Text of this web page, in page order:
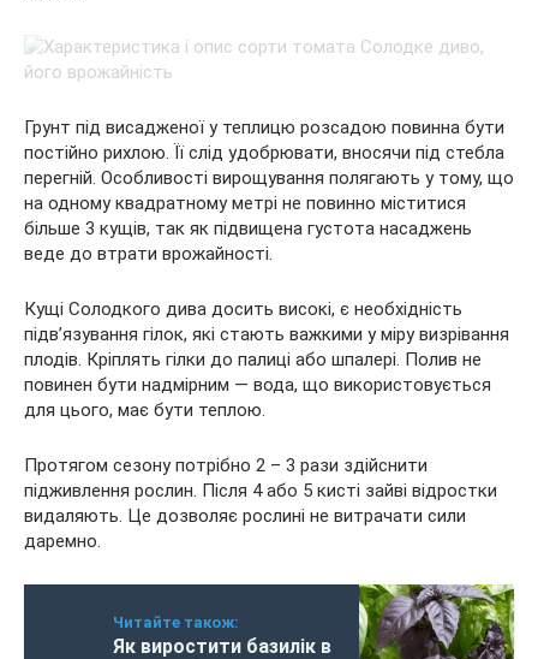
Грунт під висадженої у теплицю розсадою повинна бути
постійно рихлою. Її слід удобрювати, вносячи під стебла
перегній. Особливості вирощування полягають у тому, що
на одному квадратному метрі не повинно міститися
більше 3 кущів, так як підвищена густота насаджень
веде до втрати врожайності.
Кущі Солодкого дива досить високі, є необхідність
підв’язування гілок, які стають важкими у міру визрівання
плодів. Кріплять гілки до палиці або шпалері. Полив не
повинен бути надмірним — вода, що використовується
для цього, має бути теплою.
Протягом сезону потрібно 2 – 3 рази здійснити
підживлення рослин. Після 4 або 5 кисті зайві відростки
видаляють. Це дозволяє рослині не витрачати сили
даремно.
Читайте також:
Як виростити базилік в